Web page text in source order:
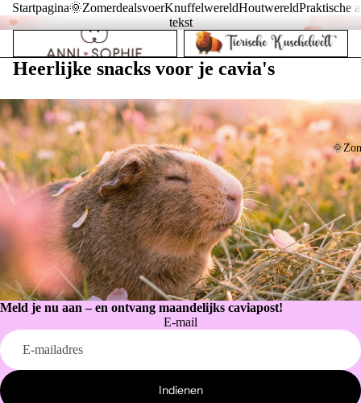
Startpagina🌞ZomerdealsvoerKnuffelwereldHoutwereldPraktische
tekst
Dieren knuffelwereld
Heerlijke snacks voor je cavia's
Meld je nu aan – en ontvang maandelijks caviapost!
E-mail
Indienen
Terugbetalingsbeleid
Contactgegevens
Wettelijke kennisgeving